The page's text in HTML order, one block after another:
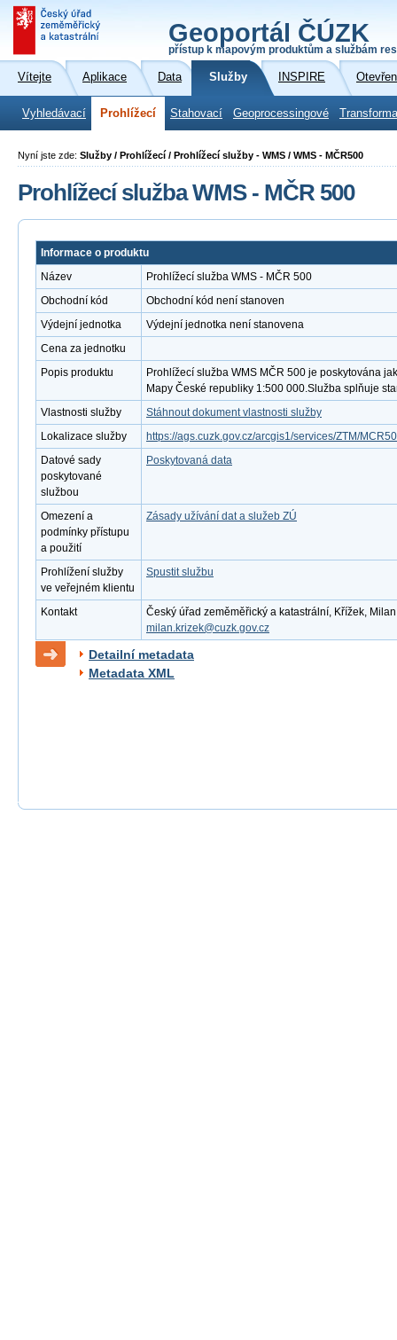
Geoportál ČÚZK
přístup k mapovým produktům a službám
Vítejte Aplikace Data Služby INSPIRE
Vyhledávací Prohlížecí Stahovací Geoprocessingové
Nyní jste zde: Služby / Prohlížecí / Prohlížecí služby - WMS / WMS - MČR500
Prohlížecí služba WMS - MČR 500
Informace o produktu
Název
Prohlížecí služba WMS - MČR 500
Obchodní kód
Obchodní kód není stanoven
Výdejní jednotka
Výdejní jednotka není stanovena
Cena za jednotku
Popis produktu
Prohlížecí služba WMS MČR 500 je poskytována
Mapy České republiky 1:500 000.Služba splňuje
Vlastnosti služby
Stáhnout dokument vlastnosti služby
Lokalizace služby
https://ags.cuzk.gov.cz/arcgis1/services/ZTM/
Datové sady
poskytované
službou
Poskytovaná data
Omezení a
podmínky přístupu
a použití
Zásady užívání dat a služeb ZÚ
Prohlížení služby
ve veřejném klientu
Spustit službu
Kontakt
Český úřad zeměměřický a katastrální, Křížek,
milan.krizek@cuzk.gov.cz
Detailní metadata
Metadata XML